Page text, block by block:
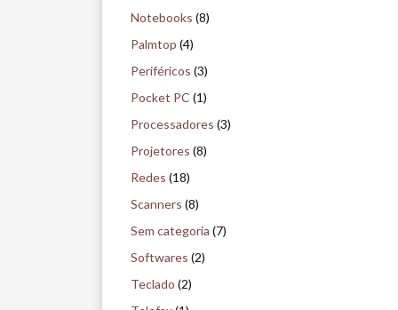
Notebooks (8)
Palmtop (4)
Periféricos (3)
Pocket PC (1)
Processadores (3)
Projetores (8)
Redes (18)
Scanners (8)
Sem categoria (7)
Softwares (2)
Teclado (2)